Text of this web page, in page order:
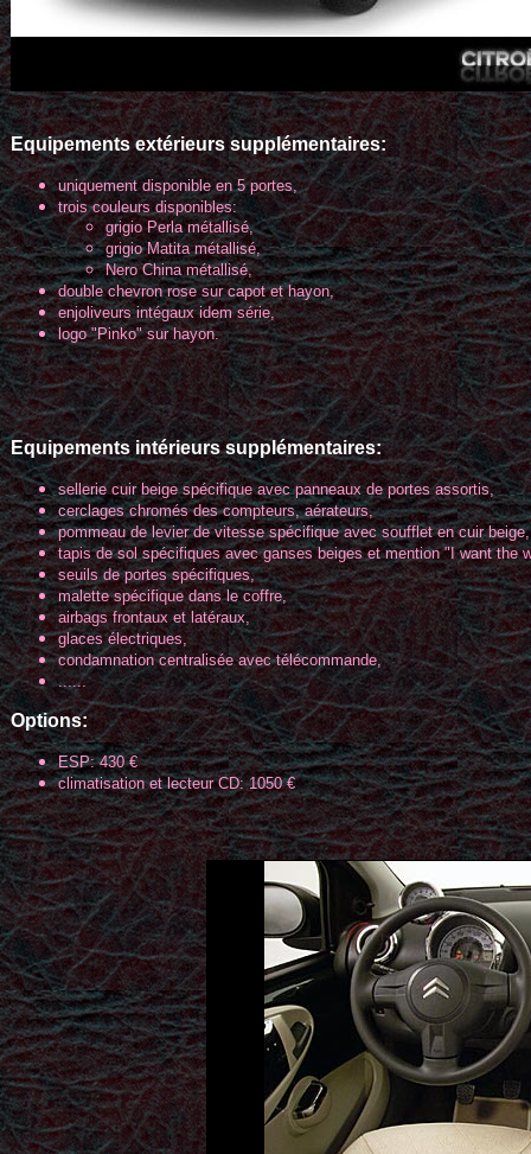
Equipements extérieurssupplémentaires:
uniquement disponible en 5 portes,
trois couleurs disponibles:
grigio Perla métallisé,
grigio Matita métallisé,
Nero China métallisé,
double chevron rose sur capot et hayon,
enjoliveurs intégaux idem série,
logo "Pinko" sur hayon.
Equipements intérieurs supplémentaires:
sellerie cuir beige spécifique avec panneaux de portes assortis,
cerclages chromés des compteurs, aérateurs,
pommeau de levier de vitesse spécifique avec soufflet en cuir beige,
tapis de sol spécifiques avec ganses beiges et mention "I want the
seuils de portes spécifiques,
malette spécifique dans le coffre,
airbags frontaux et latéraux,
glaces électriques,
condamnation centralisée avec télécommande,
......
Options:
ESP: 430 €
climatisation et lecteur CD: 1050 €